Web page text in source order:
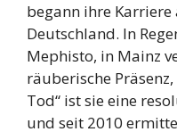
begann ihre
Deutschland. In
Mephisto, in Mainz
räuberische
Tod“ ist sie eine
und seit 2010